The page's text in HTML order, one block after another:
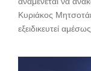
Κυριάκος
εξειδικευτεί